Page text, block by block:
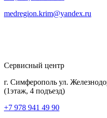
medregion.krim@yandex.ru
Сервисный центр
г. Симферополь ул.
(1этаж, 4 подъезд)
+7 978 941 49 90